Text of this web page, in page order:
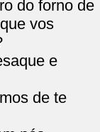
do forno de
vos
e
de te